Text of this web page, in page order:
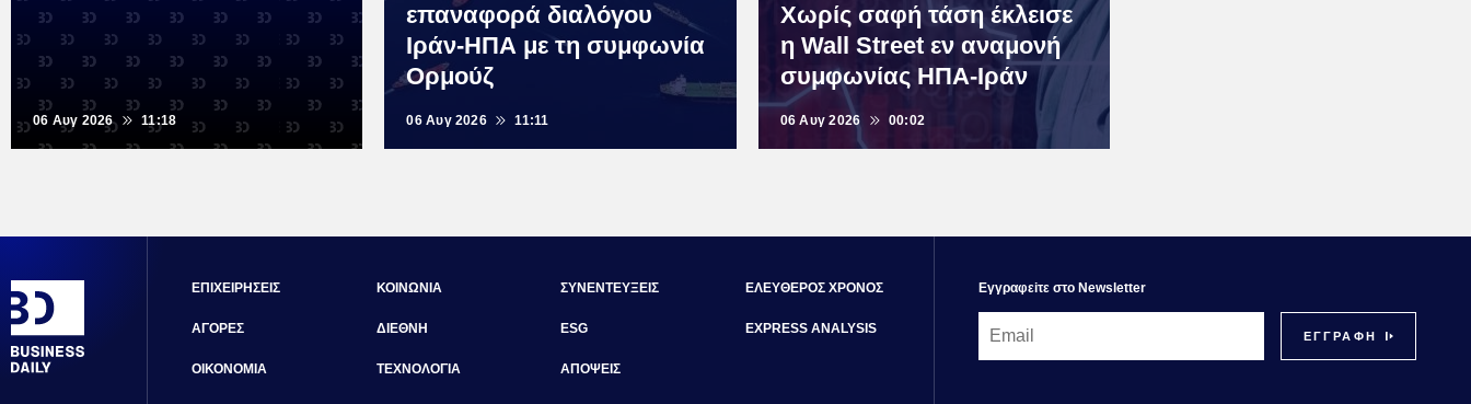
06 Αυγ 2026 11:18
επαναφορά διαλόγου
Ιράν-ΗΠΑ με τη συμφωνία
Ορμούζ
06 Αυγ 2026 11:11
Χωρίς σαφή τάση έκλεισε
η Wall Street εν αναμονή
συμφωνίας ΗΠΑ-Ιράν
06 Αυγ 2026 00:02
ΕΠΙΧΕΙΡΗΣΕΙΣ
ΑΓΟΡΕΣ
ΟΙΚΟΝΟΜΙΑ
ΚΟΙΝΩΝΙΑ
ΔΙΕΘΝΗ
ΤΕΧΝΟΛΟΓΙΑ
ΣΥΝΕΝΤΕΥΞΕΙΣ
ESG
ΑΠΟΨΕΙΣ
ΕΛΕΥΘΕΡΟΣ ΧΡΟΝΟΣ
EXPRESS ANALYSIS
Εγγραφεiτε στο Newsletter